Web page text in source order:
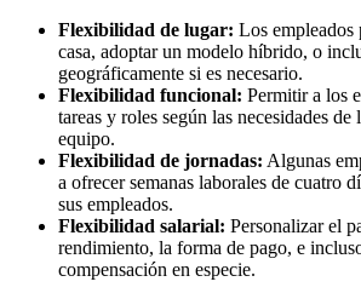
Flexibilidad de lugar: Los empleados
casa, adoptar un modelo híbrido, o
geográficamente si es necesario.
Flexibilidad funcional: Permitir a los
tareas y roles según las necesidades de
equipo.
Flexibilidad de jornadas: Algunas
a ofrecer semanas laborales de cuatro
sus empleados.
Flexibilidad salarial: Personalizar el
rendimiento, la forma de pago, e
compensación en especie.